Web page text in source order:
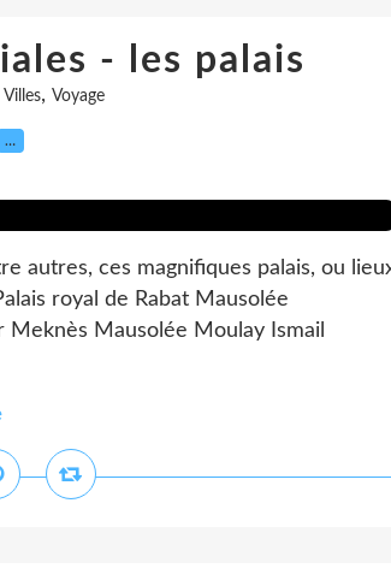
- les palais
Villes, Voyage
…
autres, ces magnifiques palais, ou
royal de Rabat Mausolée
Meknès Mausolée Moulay Ismail